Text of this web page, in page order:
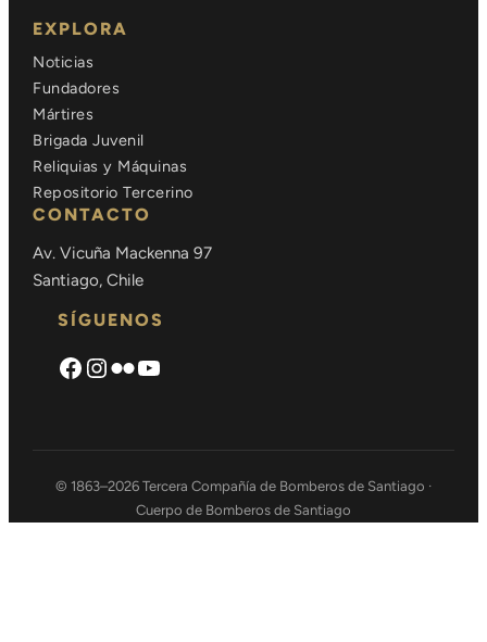
EXPLORA
Noticias
Fundadores
Mártires
Brigada Juvenil
Reliquias y Máquinas
Repositorio Tercerino
CONTACTO
Av. Vicuña Mackenna 97
Santiago, Chile
SÍGUENOS
Facebook
Instagram
Flickrhttps://www.youtube.com/
© 1863–2026 Tercera Compañía de Bomberos de Santiago ·
Cuerpo de Bomberos de Santiago